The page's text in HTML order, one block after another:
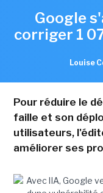
Google
corriger 1
Louise
Pour réduire le
faille et son
utilisateurs,
améliorer ses